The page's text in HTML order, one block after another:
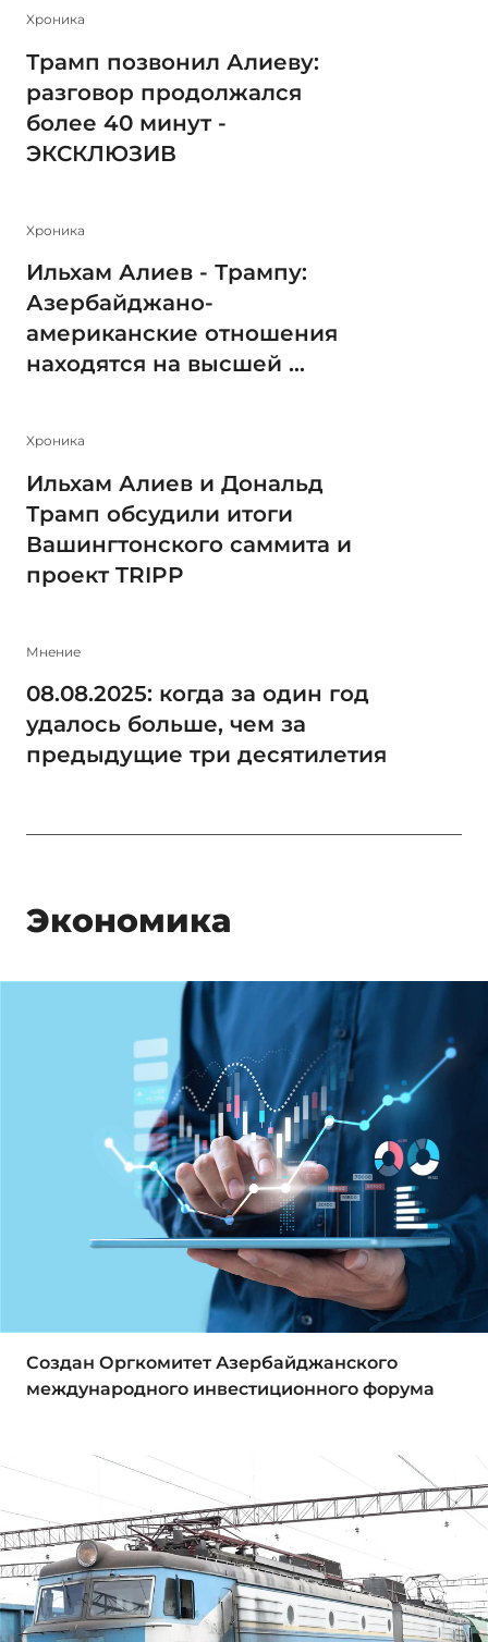
Xроника
Трамп позвонил Алиеву:
разговор продолжался
более 40 минут -
ЭКСКЛЮЗИВ
Xроника
Ильхам Алиев - Трампу:
Азербайджано-
американские отношения
находятся на высшей ...
Xроника
Ильхам Алиев и Дональд
Трамп обсудили итоги
Вашингтонского саммита и
проект TRIPP
Мнение
08.08.2025: когда за один год
удалось больше, чем за
предыдущие три десятилетия
Экономика
Создан Оргкомитет Азербайджанского
международного инвестиционного форума